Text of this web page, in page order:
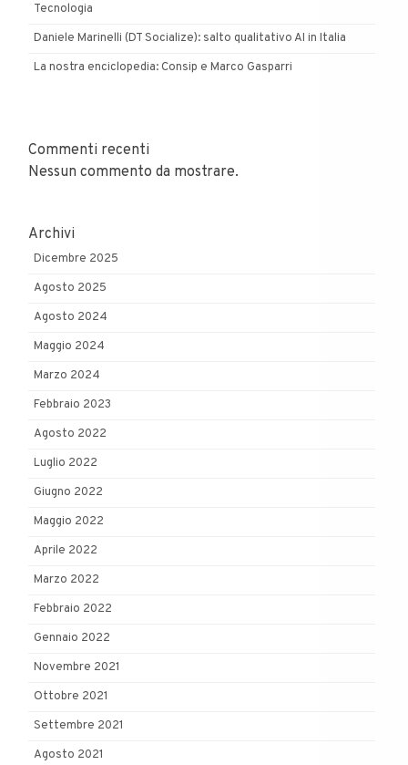
Tecnologia
Daniele Marinelli (DT Socialize): salto qualitativo AI in Italia
La nostra enciclopedia: Consip e Marco Gasparri
Commenti recenti
Nessun commento da mostrare.
Archivi
Dicembre 2025
Agosto 2025
Agosto 2024
Maggio 2024
Marzo 2024
Febbraio 2023
Agosto 2022
Luglio 2022
Giugno 2022
Maggio 2022
Aprile 2022
Marzo 2022
Febbraio 2022
Gennaio 2022
Novembre 2021
Ottobre 2021
Settembre 2021
Agosto 2021